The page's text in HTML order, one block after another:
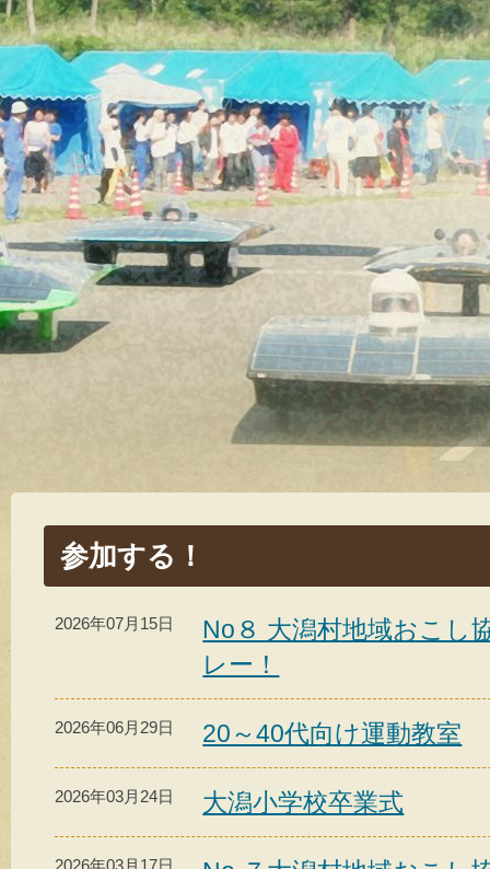
参加する！
2026年07月15日
No８ 大潟村地域おこし
レー！
2026年06月29日 20～40代向け運動教室
2026年03月24日 大潟小学校卒業式
2026年03月17日